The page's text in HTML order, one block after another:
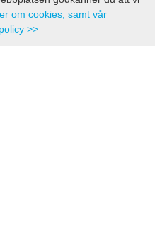
om cookies, samt vår
>>